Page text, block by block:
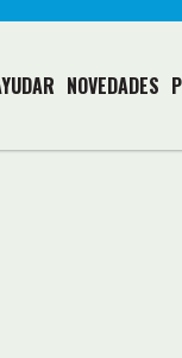
NOVEDADES